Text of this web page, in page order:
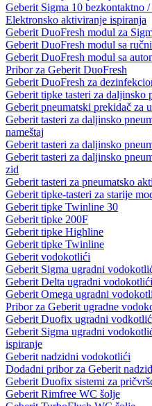
Geberit Sigma 10 bezkontaktno
Elektronsko aktiviranje ispiranja
Geberit DuoFresh modul za
Geberit DuoFresh modul sa
Geberit DuoFresh modul sa
Pribor za Geberit DuoFresh
Geberit DuoFresh za
Geberit tipke tasteri za daljinsko
Geberit pneumatski prekidač za
Geberit tasteri za daljinsko
nameštaj
Geberit tasteri za daljinsko
Geberit tasteri za daljinsko
zid
Geberit tasteri za pneumatsko
Geberit tipke-tasteri za starije
Geberit tipke Twinline 30
Geberit tipke 200F
Geberit tipke Highline
Geberit tipke Twinline
Geberit vodokotlići
Geberit Sigma ugradni
Geberit Delta ugradni vodokotlići
Geberit Omega ugradni
Pribor za Geberit ugradne
Geberit Duofix ugradni
Geberit Sigma ugradni
ispiranje
Geberit nadzidni vodokotlići
Dodadni pribor za Geberit
Geberit Duofix sistemi za
Geberit Rimfree WC šolje